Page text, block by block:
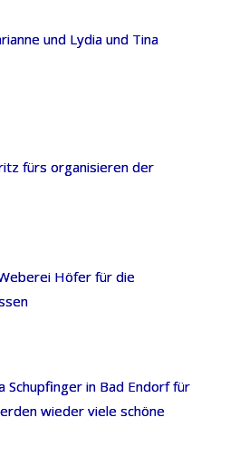
und Lydia und Tina
fürs organisieren der
Höfer für die
Schupfinger in Bad Endorf für
wieder viele schöne